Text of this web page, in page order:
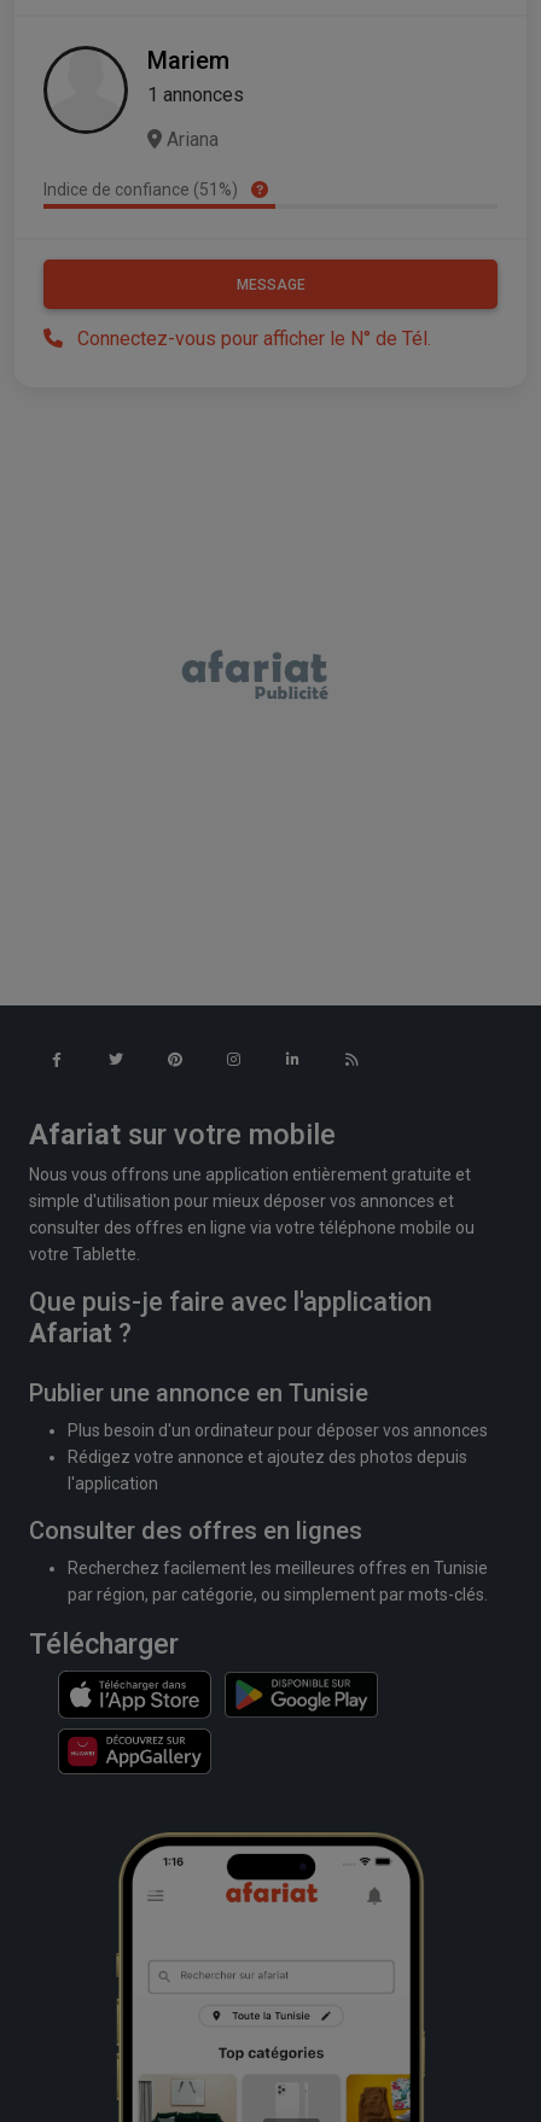
Mariem
1 annonces
Ariana
Indice de confiance (51%)
MESSAGE
Connectez-vous pour afficher le N° de Tél.
Afariat sur votre mobile
Nous vous offrons une application entièrement gratuite et
simple d'utilisation pour mieux déposer vos annonces et
consulter des offres en ligne via votre téléphone mobile ou
votre Tablette.
Que puis-je faire avec l'application
Afariat ?
Publier une annonce en Tunisie
Plus besoin d'un ordinateur pour déposer vos annonces
Rédigez votre annonce et ajoutez des photos depuis
l'application
Consulter des offres en lignes
Recherchez facilement les meilleures offres en Tunisie
par région, par catégorie, ou simplement par mots-clés.
Télécharger